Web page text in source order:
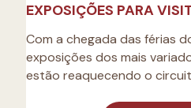
EXPOSIÇÕES PARA
Com a chegada das férias
exposições dos mais
estão reaquecendo o